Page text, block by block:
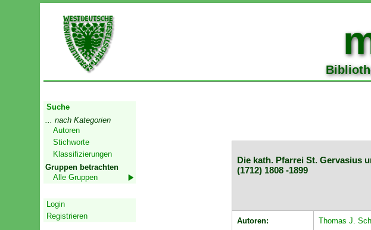
Suche
... nach Kategorien
Autoren
Stichworte
Klassifizierungen
Gruppen betrachten
Alle Gruppen
Login
Registrieren
Die kath. Pfarrei St. Gervasius
(1712) 1808 -1899
Autoren: Thomas J.